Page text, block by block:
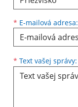
* E-mailová adresa:
* Text vašej správy: